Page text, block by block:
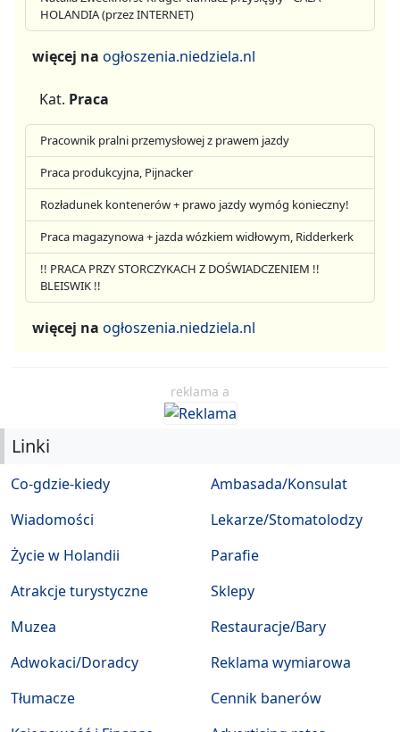
HOLANDIA (przez INTERNET)
więcej na ogłoszenia.niedziela.nl
Kat. Praca
Pracownik pralni przemysłowej z prawem jazdy
Praca produkcyjna, Pijnacker
Rozładunek kontenerów + prawo jazdy wymóg konieczny!
Praca magazynowa + jazda wózkiem widłowym, Ridderkerk
!! PRACA PRZY STORCZYKACH Z DOŚWIADCZENIEM !!
BLEISWIK !!
więcej na ogłoszenia.niedziela.nl
reklama a
Linki
Co-gdzie-kiedy
Wiadomości
Życie w Holandii
Atrakcje turystyczne
Muzea
Ambasada/Konsulat
Lekarze/Stomatolodzy
Parafie
Sklepy
Restauracje/Bary
Adwokaci/Doradcy
Tłumacze
Reklama wymiarowa
Cennik banerów